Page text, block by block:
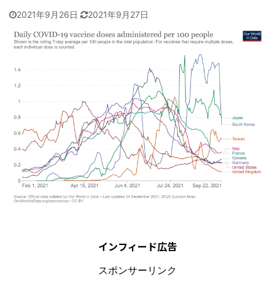
2021年9月26日 2021年9月27日
インフィード広告
スポンサーリンク